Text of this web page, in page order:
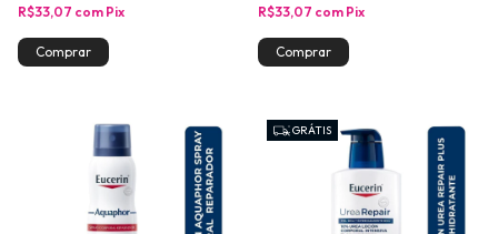
R$33,07 com Pix R$33,07 com Pix
GRÁTIS